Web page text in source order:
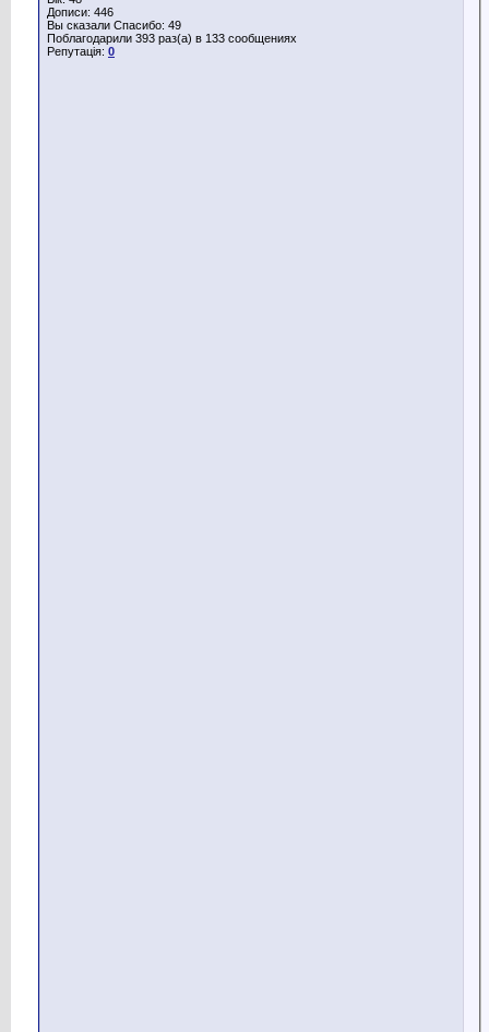
Дописи: 446
Вы сказали Спасибо: 49
Поблагодарили 393 раз(а) в 133 сообщениях
Репутація: 0